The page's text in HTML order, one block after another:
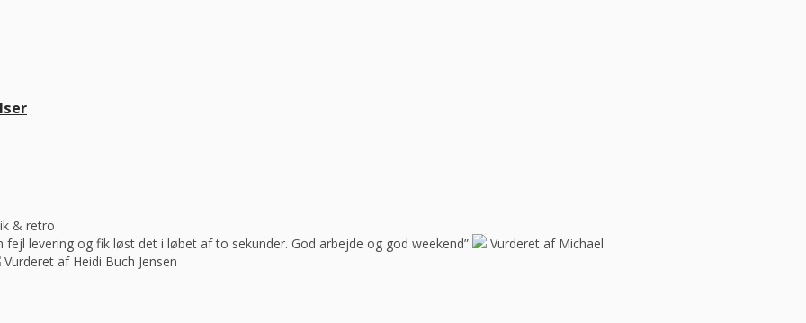
& retro
levering og fik løst det i løbet af to sekunder. God arbejde og god weekend”
Vurderet af Michael
Vurderet af Heidi Buch Jensen